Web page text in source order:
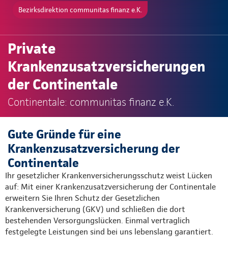
Bezirksdirektion communitas finanz e.K.
Private
Krankenzusatzversicherungen
der Continentale
Continentale: communitas finanz e.K.
Gute Gründe für eine
Krankenzusatzversicherung der
Continentale
Ihr gesetzlicher Krankenversicherungsschutz weist Lücken
auf: Mit einer Krankenzusatzversicherung der Continentale
erweitern Sie Ihren Schutz der Gesetzlichen
Krankenversicherung (GKV) und schließen die dort
bestehenden Versorgungslücken. Einmal vertraglich
festgelegte Leistungen sind bei uns lebenslang garantiert.